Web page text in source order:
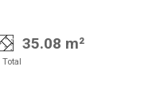
35.08 m²
Total